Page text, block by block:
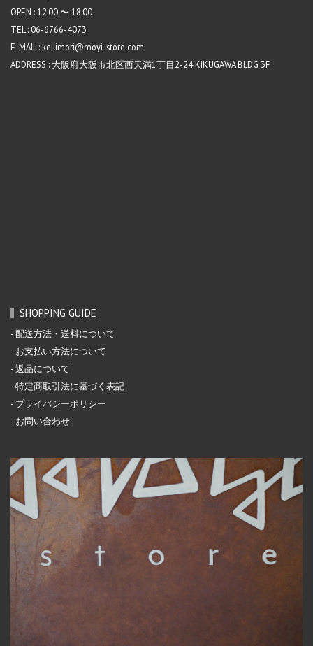
OPEN : 12:00 〜 18:00
TEL : 06-6766-4073
E-MAIL : keijimori@moyi-store.com
ADDRESS : 大阪府大阪市北区西天満1丁目2-24 KIKUGAWA BLDG 3F
SHOPPING GUIDE
配送方法・送料について
お支払い方法について
返品について
特定商取引法に基づく表記
プライバシーポリシー
お問い合わせ